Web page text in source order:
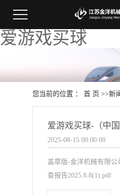
爱游戏买球
您当前的位置 ：首 页 >>新
2025-08-15 00:00:00
盖章版-金洋机械有限公
查报告2025.8.8(1).pdf